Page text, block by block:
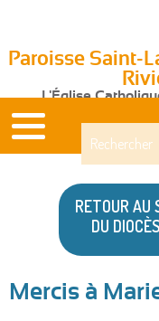
Paroisse Saint-
L'Église
RETOUR AU
DU
Mercis à